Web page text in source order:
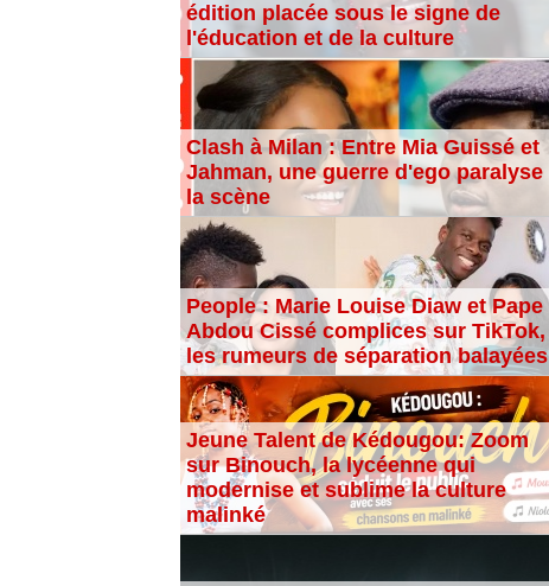
édition placée sous le signe de
l'éducation et de la culture
Clash à Milan : Entre Mia Guissé et
Jahman, une guerre d'ego paralyse
la scène
People : Marie Louise Diaw et Pape
Abdou Cissé complices sur TikTok,
les rumeurs de séparation balayées
Jeune Talent de Kédougou: Zoom
sur Binouch, la lycéenne qui
modernise et sublime la culture
malinké